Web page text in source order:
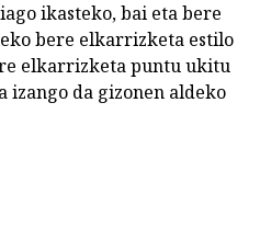
ikasteko, bai eta bere
bere elkarrizketa estilo
elkarrizketa puntu ukitu
izango da gizonen aldeko